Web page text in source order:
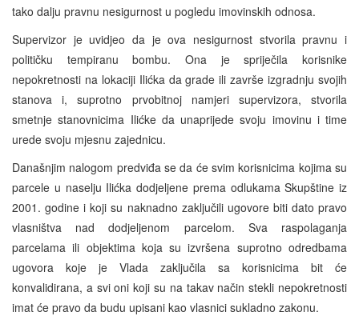
tako dalju pravnu nesigurnost u pogledu imovinskih odnosa.
Supervizor je uvidjeo da je ova nesigurnost stvorila pravnu i
političku tempiranu bombu. Ona je spriječila korisnike
nepokretnosti na lokaciji Ilićka da grade ili završe izgradnju svojih
stanova i, suprotno prvobitnoj namjeri supervizora, stvorila
smetnje stanovnicima Ilićke da unaprijede svoju imovinu i time
urede svoju mjesnu zajednicu.
Današnjim nalogom predviđa se da će svim korisnicima kojima su
parcele u naselju Ilićka dodjeljene prema odlukama Skupštine iz
2001. godine i koji su naknadno zaključili ugovore biti dato pravo
vlasništva nad dodjeljenom parcelom. Sva raspolaganja
parcelama ili objektima koja su izvršena suprotno odredbama
ugovora koje je Vlada zaključila sa korisnicima bit će
konvalidirana, a svi oni koji su na takav način stekli nepokretnosti
imat će pravo da budu upisani kao vlasnici sukladno zakonu.